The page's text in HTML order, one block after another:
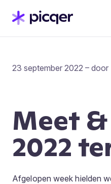
23 september 2022 – door
Meet
2022
Afgelopen week hielden